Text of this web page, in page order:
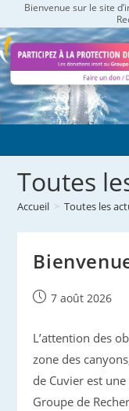
to
content
Bienvenue sur le site
Toutes
Accueil > Toutes les
Publication
7 août 2026
L’attention des
zone des
de Cuvier est
Groupe de